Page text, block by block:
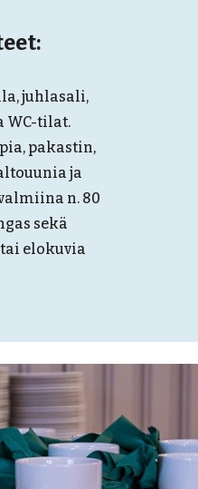
:
juhlasali,
WC-tilat.
pakastin,
ja
n. 80
sekä
elokuvia